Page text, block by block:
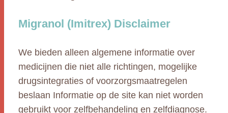
Migranol (Imitrex) Disclaimer
We bieden alleen algemene informatie over
medicijnen die niet alle richtingen, mogelijke
drugsintegraties of voorzorgsmaatregelen
beslaan Informatie op de site kan niet worden
gebruikt voor zelfbehandeling en zelfdiagnose.